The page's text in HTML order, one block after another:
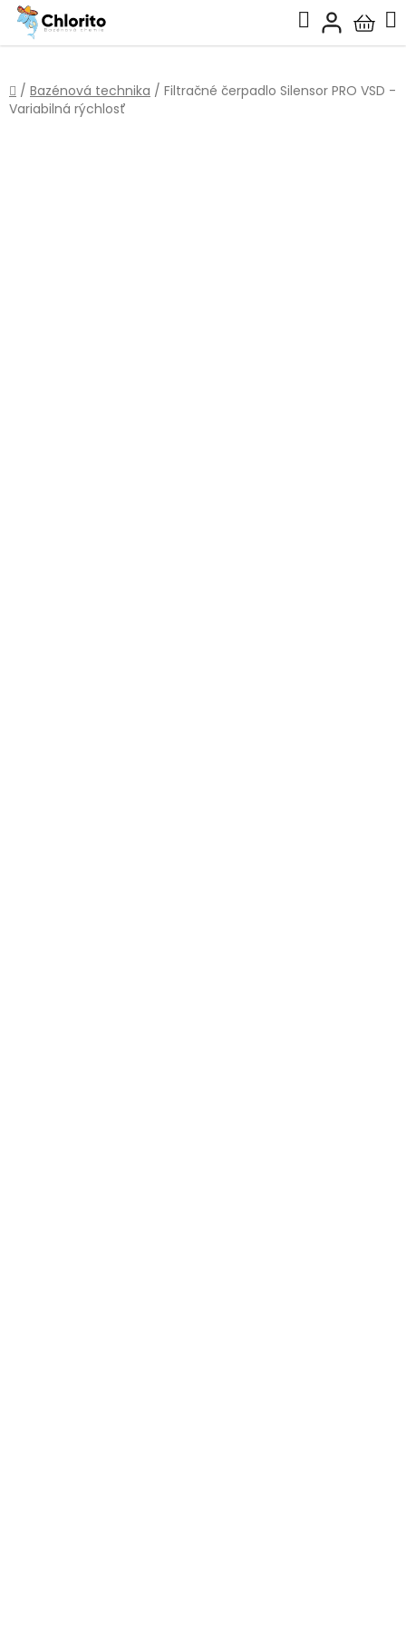
Prejsť
obsah
Hľadať
košík
Domov
/ Bazénová technika / Filtračné čerpadlo Silensor PRO VSD -
Variabilná rýchlosť